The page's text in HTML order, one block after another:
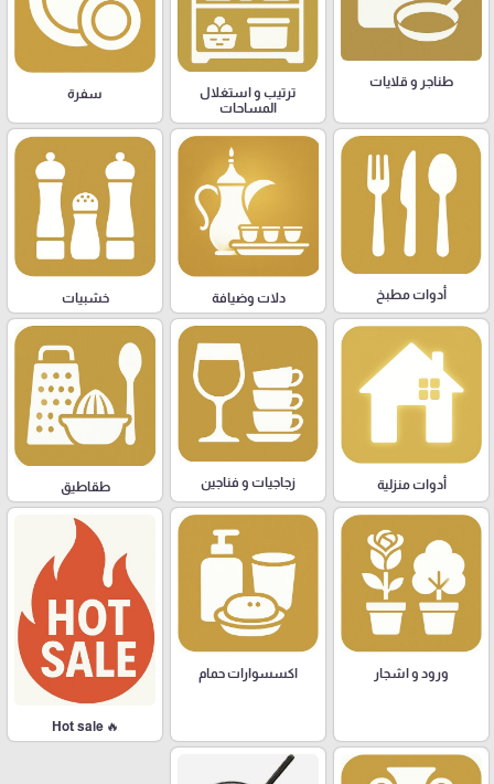
طناجر و قلايات
ترتيب و استغلال
المساحات
سفرة
أدوات مطبخ دلات وضيافة خشبيات
أدوات منزلية زجاجيات و فناجين طقاطيق
ورود و اشجار اكسسوارات حمام
🔥 Hot sale